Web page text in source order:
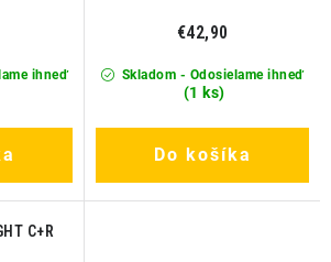
ihneď Skladom - Odosielame ihneď
(1 ks)
€42,90
Do košíka
C+R